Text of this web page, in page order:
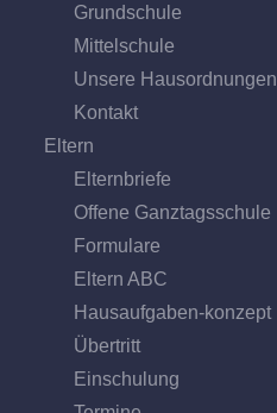
Grund­schule
Mittel­schule
Unsere Hausordnungen
Kontakt
Eltern
Elternbriefe
Offene Ganz­tags­schule
Formulare
Eltern ABC
Hausaufgaben-konzept
Übertritt
Einschulung